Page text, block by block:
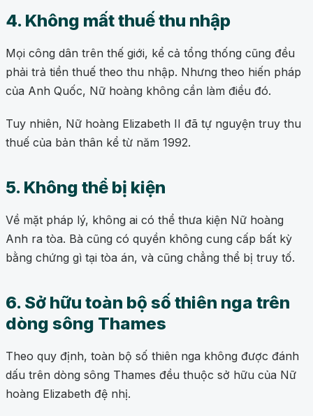
4. Không mất thuế thu nhập
Mọi công dân trên thế giới, kể cả tổng thống cũng đều
phải trả tiền thuế theo thu nhập. Nhưng theo hiến pháp
của Anh Quốc, Nữ hoàng không cần làm điều đó.
Tuy nhiên, Nữ hoàng Elizabeth II đã tự nguyện truy thu
thuế của bản thân kể từ năm 1992.
5. Không thể bị kiện
Về mặt pháp lý, không ai có thể thưa kiện Nữ hoàng
Anh ra tòa. Bà cũng có quyền không cung cấp bất kỳ
bằng chứng gì tại tòa án, và cũng chẳng thể bị truy tố.
6. Sở hữu toàn bộ số thiên nga trên
dòng sông Thames
Theo quy định, toàn bộ số thiên nga không được đánh
dấu trên dòng sông Thames đều thuộc sở hữu của Nữ
hoàng Elizabeth đệ nhị.